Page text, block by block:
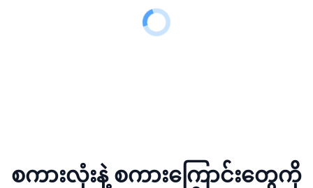
စကားလုံးနဲ့ စကားကြောင်းတွေကို